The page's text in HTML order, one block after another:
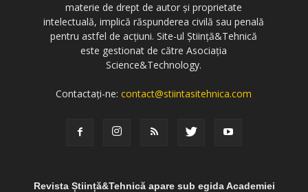
materie de drept de autor și proprietate
intelectuală, implică răspunderea civilă sau penală
pentru astfel de acțiuni. Site-ul Știință&Tehnică
este gestionat de către Asociația
Science&Technology.
Contactați-ne:contact@stiintasitehnica.com
Revista Știință&Tehnică apare sub egida Academiei